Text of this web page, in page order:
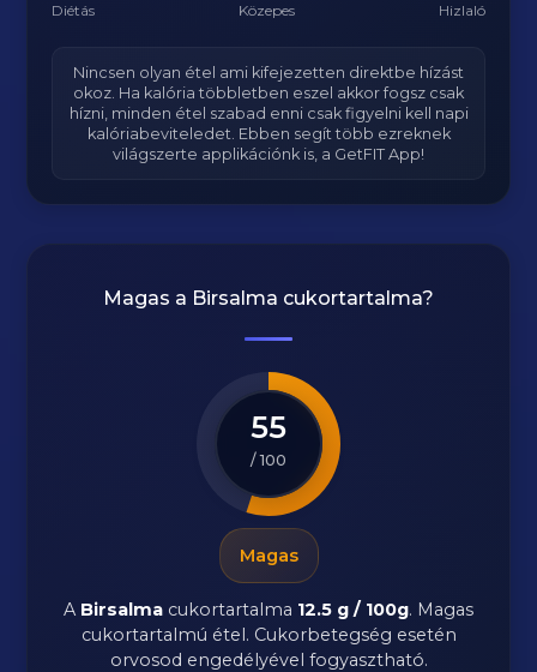
Diétás Közepes Hizlaló
Nincsen olyan étel ami kifejezetten direktbe hízást
okoz. Ha kalória többletben eszel akkor fogsz csak
hízni, minden étel szabad enni csak figyelni kell napi
kalóriabeviteledet. Ebben segít több ezreknek
világszerte applikációnk is, a GetFIT App!
Magas a Birsalma cukortartalma?
55
/ 100
Magas
A Birsalma cukortartalma 12.5 g / 100g. Magas
cukortartalmú étel. Cukorbetegség esetén
orvosod engedélyével fogyasztható.